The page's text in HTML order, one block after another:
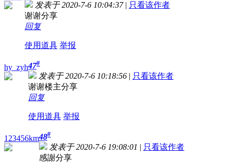
发表于 2020-7-6 10:04:37 | 只看该作者
谢谢分享
回复
使用道具 举报
hy_zyh47#
发表于 2020-7-6 10:18:56 | 只看该作者
谢谢楼主分享
回复
使用道具 举报
123456km48#
发表于 2020-7-6 19:08:01 | 只看该作者
感謝分享